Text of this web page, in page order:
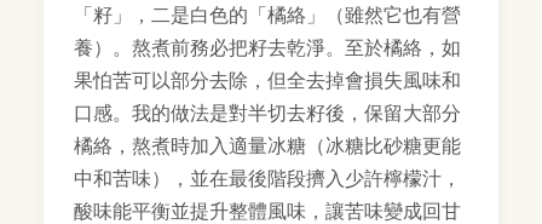
「籽」，二是白色的「橘絡」（雖然它也有營
養）。熬煮前務必把籽去乾淨。至於橘絡，如
果怕苦可以部分去除，但全去掉會損失風味和
口感。我的做法是對半切去籽後，保留大部分
橘絡，熬煮時加入適量冰糖（冰糖比砂糖更能
中和苦味），並在最後階段擠入少許檸檬汁，
酸味能平衡並提升整體風味，讓苦味變成回甘